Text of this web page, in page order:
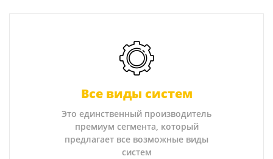
Все виды систем
Это единственный производитель
премиум сегмента, который
предлагает все возможные виды
систем